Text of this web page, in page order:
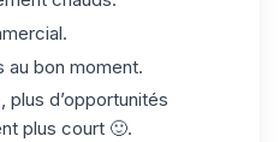
au bon moment.
plus d’opportunités
plus court 🙂.